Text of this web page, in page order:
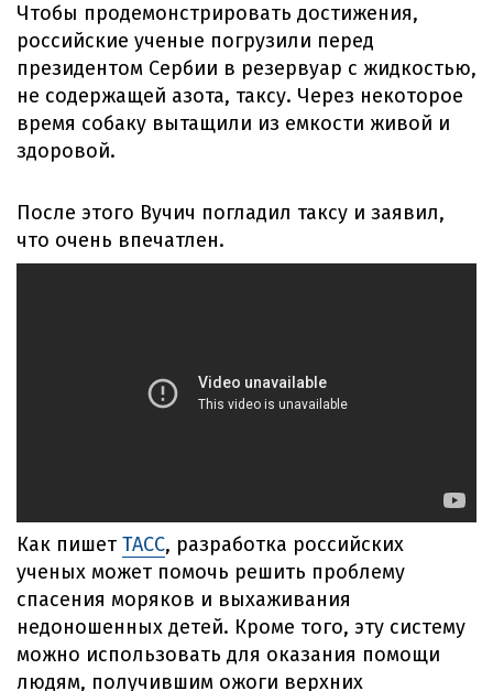
Чтобы продемонстрировать достижения,
российские ученые погрузили перед
президентом Сербии в резервуар с жидкостью,
не содержащей азота, таксу. Через некоторое
время собаку вытащили из емкости живой и
здоровой.
После этого Вучич погладил таксу и заявил,
что очень впечатлен.
Как пишет ТАСС, разработка российских
ученых может помочь решить проблему
спасения моряков и выхаживания
недоношенных детей. Кроме того, эту систему
можно использовать для оказания помощи
людям, получившим ожоги верхних